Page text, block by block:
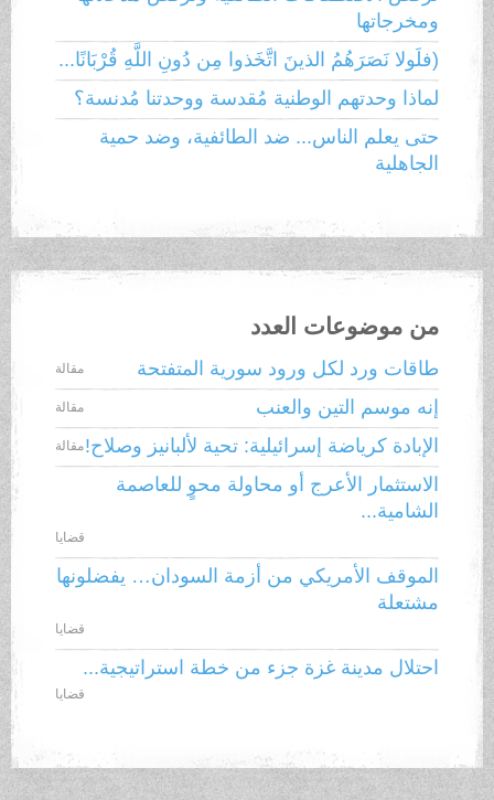
ومخرجاتها
(فلَولا نَصَرَهُمُ الذينَ اتَّخَذوا مِن دُونِ اللَّهِ قُرْبَانًا...
لماذا وحدتهم الوطنية مُقدسة ووحدتنا مُدنسة؟
حتى يعلم الناس... ضد الطائفية، وضد حمية
الجاهلية
من موضوعات العدد
طاقات ورد لكل ورود سورية المتفتحة مقالة
إنه موسم التين والعنب مقالة
الإبادة كرياضة إسرائيلية: تحية لألبانيز وصلاح!مقالة
الاستثمار الأعرج أو محاولة محوٍ للعاصمة
الشامية...
قضايا
الموقف الأمريكي من أزمة السودان… يفضلونها
مشتعلة
قضايا
احتلال مدينة غزة جزء من خطة استراتيجية...
قضايا